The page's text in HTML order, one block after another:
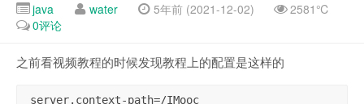
java water 5年前 (2021-12-02)
2581℃
0评论
之前看视频教程的时候发现教程上的配置是这样的
server.context-path=/IMooc